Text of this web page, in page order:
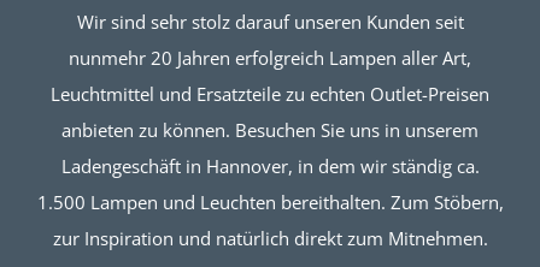
Wir sind sehr stolz darauf unseren Kunden seit
nunmehr 20 Jahren erfolgreich Lampen aller Art,
Leuchtmittel und Ersatzteile zu echten Outlet-Preisen
anbieten zu können. Besuchen Sie uns in unserem
Ladengeschäft in Hannover, in dem wir ständig ca.
1.500 Lampen und Leuchten bereithalten. Zum Stöbern,
zur Inspiration und natürlich direkt zum Mitnehmen.